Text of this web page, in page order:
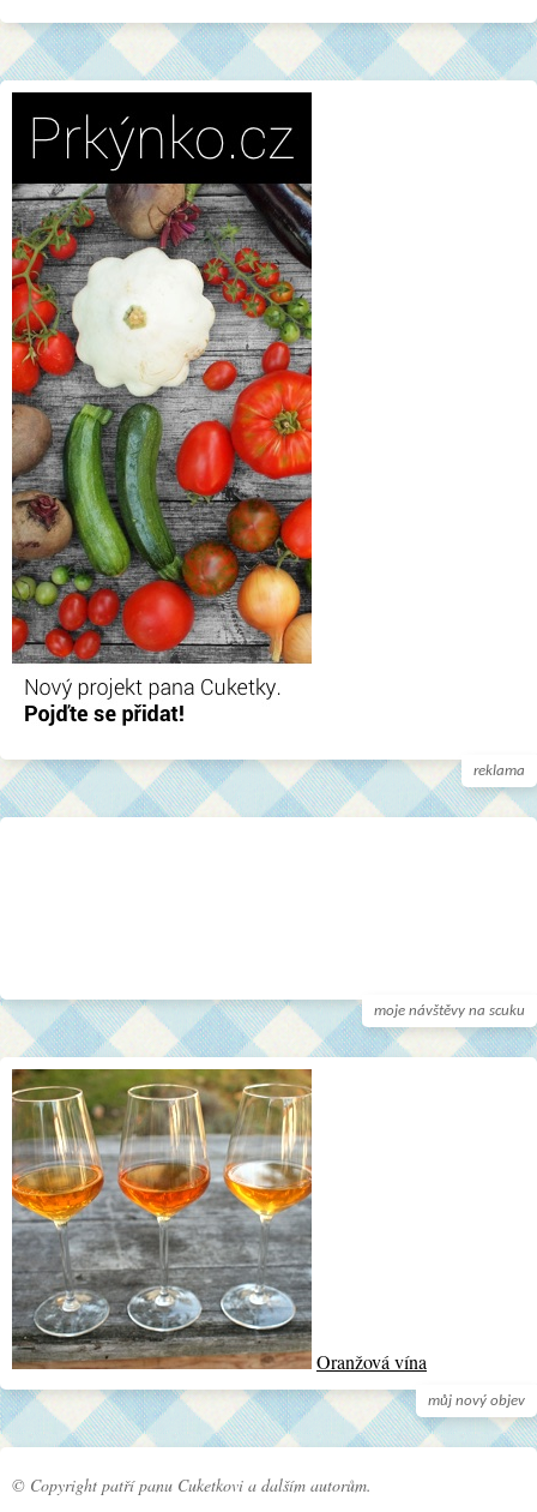
reklama
moje návštěvy na scuku
můj nový objev
Oranžová vína
© Copyright patří panu Cuketkovi a dalším autorům.